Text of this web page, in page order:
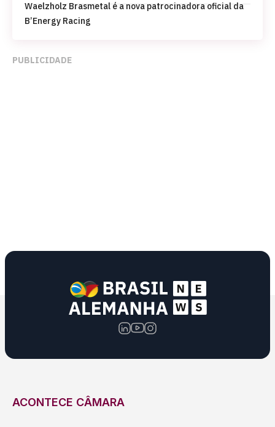
Waelzholz Brasmetal é a nova patrocinadora oficial da
B’Energy Racing
PUBLICIDADE
ACONTECE CÂMARA